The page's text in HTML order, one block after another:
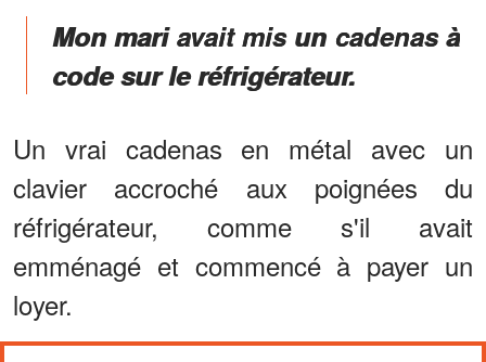
Mon mari avait mis un cadenas à
code sur le réfrigérateur.
Un vrai cadenas en métal avec un
clavier accroché aux poignées du
réfrigérateur, comme s'il avait
emménagé et commencé à payer un
loyer.